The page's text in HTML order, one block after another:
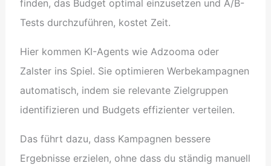
finden, das Budget optimal einzusetzen und A/B-
Tests durchzuführen, kostet Zeit.
Hier kommen KI-Agents wie Adzooma oder
Zalster ins Spiel. Sie optimieren Werbekampagnen
automatisch, indem sie relevante Zielgruppen
identifizieren und Budgets effizienter verteilen.
Das führt dazu, dass Kampagnen bessere
Ergebnisse erzielen, ohne dass du ständig manuell